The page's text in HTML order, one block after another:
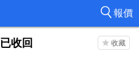
報價
已收回